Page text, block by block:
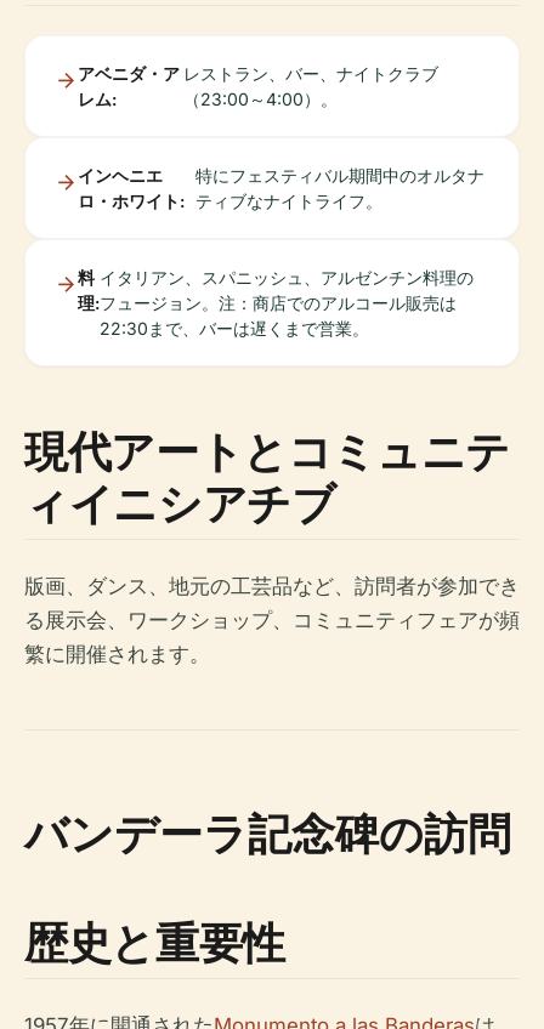
アベニダ・ア
レム:
レストラン、バー、ナイトクラブ
（23:00～4:00）。
インヘニエ
ロ・ホワイト:
特にフェスティバル期間中のオルタナ
ティブなナイトライフ。
料
理:
イタリアン、スパニッシュ、アルゼンチン料理の
フュージョン。注：商店でのアルコール販売は
22:30まで、バーは遅くまで営業。
現代アートとコミュニテ
ィイニシアチブ
版画、ダンス、地元の工芸品など、訪問者が参加でき
る展示会、ワークショップ、コミュニティフェアが頻
繁に開催されます。
バンデーラ記念碑の訪問
歴史と重要性